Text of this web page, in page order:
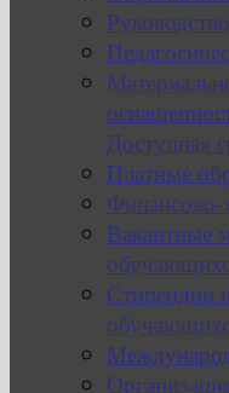
Руководство
Доступная
Платные
Финансово-
Вакантные
Стипендии